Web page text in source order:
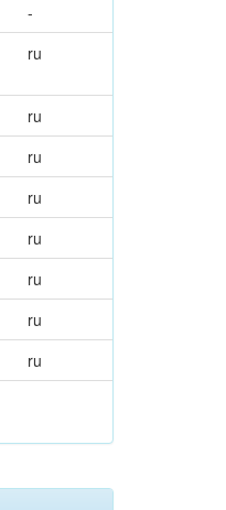
-
ru
ru
ru
ru
ru
ru
ru
ru